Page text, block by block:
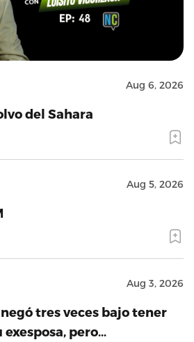
Aug 6, 2026
del Sahara
Aug 5, 2026
Aug 3, 2026
negó tres veces bajo tener
pero…